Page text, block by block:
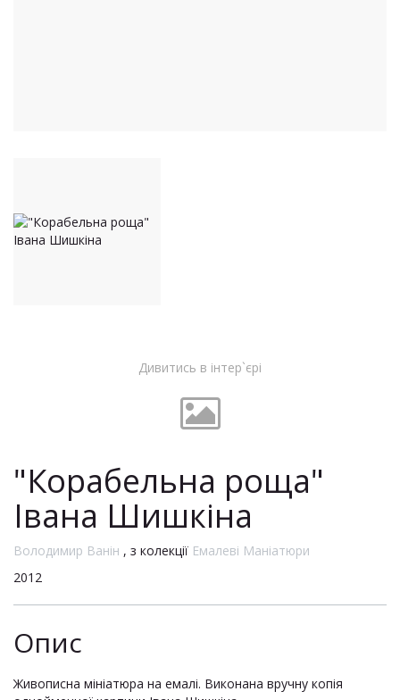
Дивитись в інтер`єрі
"Корабельна роща"
Івана Шишкіна
Володимир Ванін , з колекції Емалеві Маніатюри
2012
Опис
Живописна мініатюра на емалі. Виконана вручну копія